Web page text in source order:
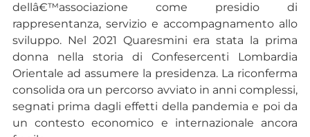
dellâ€™associazione come presidio di
rappresentanza, servizio e accompagnamento allo
sviluppo. Nel 2021 Quaresmini era stata la prima
donna nella storia di Confesercenti Lombardia
Orientale ad assumere la presidenza. La riconferma
consolida ora un percorso avviato in anni complessi,
segnati prima dagli effetti della pandemia e poi da
un contesto economico e internazionale ancora